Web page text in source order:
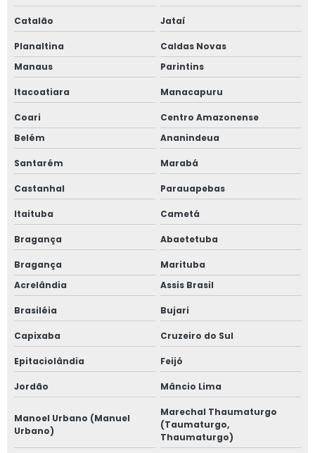
Catalão Jataí
Planaltina
Caldas Novas
Manaus
Parintins
Itacoatiara Manacapuru
Coari
Centro Amazonense
Belém
Ananindeua
Santarém Marabá
Castanhal Parauapebas
Itaituba Cametá
Bragança Abaetetuba
Bragança
Marituba
Acrelândia
Assis Brasil
Brasiléia Bujari
Capixaba Cruzeiro do Sul
Epitaciolândia Feijó
Jordão Mâncio Lima
Manoel Urbano (Manuel
Urbano)
Marechal Thaumaturgo
(Taumaturgo,
Thaumaturgo)